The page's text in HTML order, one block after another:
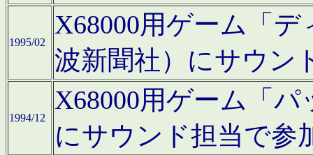
1995/02
X68000用ゲーム「
波新聞社）にサウン
1994/12
X68000用ゲーム「
にサウンド担当で参